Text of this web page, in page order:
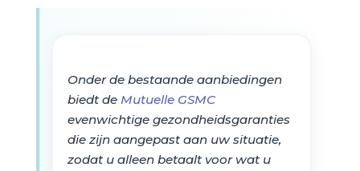
Onder de bestaande aanbiedingen
biedt de Mutuelle GSMC
evenwichtige gezondheidsgaranties
die zijn aangepast aan uw situatie,
zodat u alleen betaalt voor wat u